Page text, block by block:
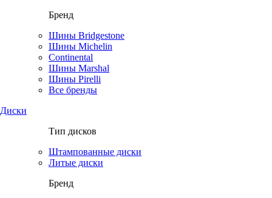
Бренд
Шины Bridgestone
Шины Michelin
Continental
Шины Marshal
Шины Pirelli
Все бренды
Диски
Тип дисков
Штампованные диски
Литые диски
Бренд